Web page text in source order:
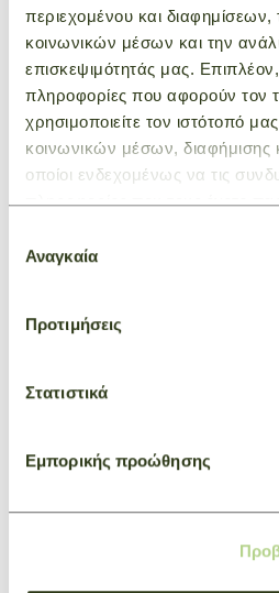
περιεχομένου και
κοινωνικών μέσων και την
επισκεψιμότητάς μας.
πληροφορίες που αφορούν τον
χρησιμοποιείτε τον ιστότοπό
κοινωνικών μέσων, διαφήμισης
οποίοι ενδεχομένως να τις
πληροφορίες που τους έχετε
των υπηρεσιών τους.
συγκατάθεσης
Αναγκαία
Προτιμήσεις
Στατιστικά
Εμπορικής προώθησης
ΜΠΟΡΕΙ